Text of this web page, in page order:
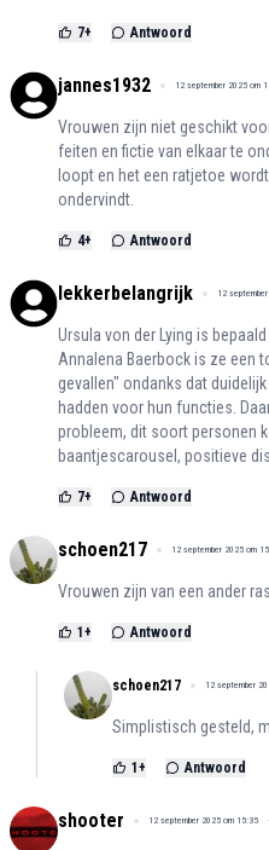
7+ Antwoord
jannes1932 12 september 2025 om
Vrouwen zijn niet geschikt
feiten en fictie van elkaar te
loopt en het een ratjetoe
ondervindt.
4+ Antwoord
lekkerbelangrijk 12
Ursula von der Lying is
Annalena Baerbock is ze een
gevallen" ondanks dat
hadden voor hun functies.
probleem, dit soort personen
baantjescarousel, positieve
7+ Antwoord
schoen217 12 september 2025 om
Vrouwen zijn van een ander ras
1+ Antwoord
schoen217 12 september
Simplistisch gesteld,
1+ Antwoord
shooter 12 september 2025 om 15:35